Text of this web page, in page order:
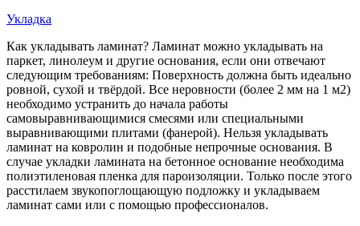
Укладка
Как укладывать ламинат? Ламинат можно укладывать на
паркет, линолеум и другие основания, если они отвечают
следующим требованиям: Поверхность должна быть идеально
ровной, сухой и твёрдой. Все неровности (более 2 мм на 1 м2)
необходимо устранить до начала работы
самовыравнивающимися смесями или специальными
выравнивающими плитами (фанерой). Нельзя укладывать
ламинат на ковролин и подобные непрочные основания. В
случае укладки ламината на бетонное основание необходима
полиэтиленовая пленка для пароизоляции. Только после этого
расстилаем звукопоглощающую подложку и укладываем
ламинат сами или с помощью профессионалов.